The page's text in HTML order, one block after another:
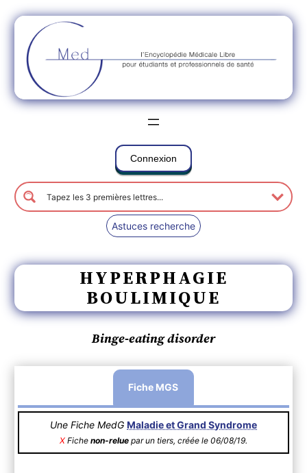
Connexion
Astuces recherche
HYPERPHAGIE
BOULIMIQUE
Binge-eating disorder
Fiche MGS
Une Fiche MedG Maladie et Grand Syndrome
X Fiche non-relue par un tiers, créée le 06/08/19.